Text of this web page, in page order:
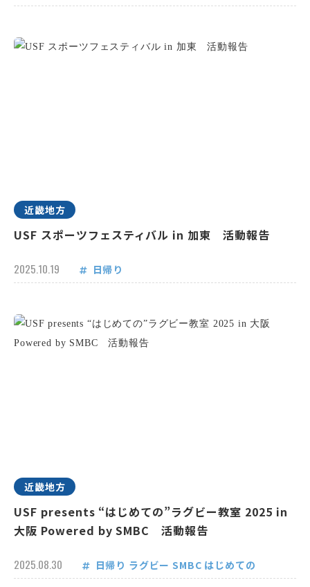
近畿地方
USF スポーツフェスティバル in 加東 活動報告
2025.10.19 日帰り
近畿地方
USF presents “はじめての”ラグビー教室 2025 in
大阪 Powered by SMBC 活動報告
2025.08.30 日帰り ラグビー SMBC はじめての